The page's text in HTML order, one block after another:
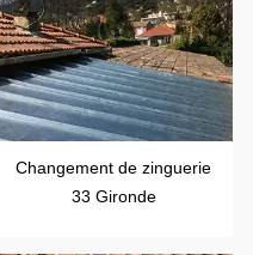
Changement de zinguerie
33 Gironde